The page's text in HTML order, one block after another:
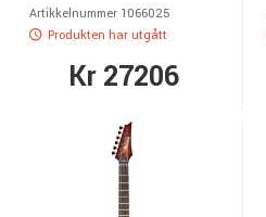
Artikkelnummer 1066025
Produkten har utgått
Kr 27206